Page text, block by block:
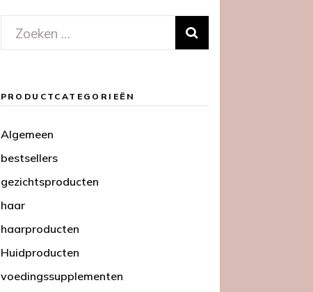
Zoeken
naar:
PRODUCTCATEGORIEËN
Algemeen
bestsellers
gezichtsproducten
haar
haarproducten
Huidproducten
voedingssupplementen